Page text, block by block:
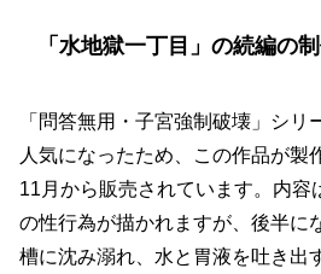
「水地獄一丁目」の続編の
「問答無用・子宮強制破壊」シ
人気になったため、この作品が製
11月から販売されています。内容
の性行為が描かれますが、後半に
槽に沈み溺れ、水と胃液を吐き出